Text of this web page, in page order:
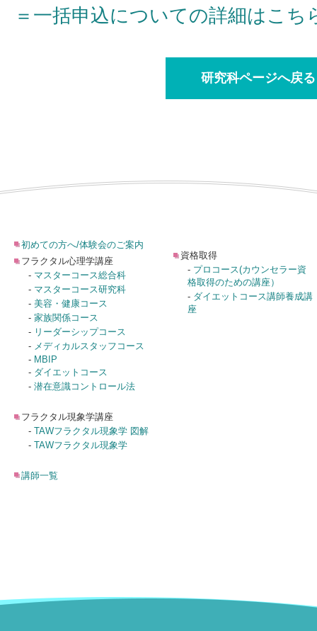
＝一括申込についての詳細はこ
研究科ページへ戻る
初めての方へ/体験会のご案内
フラクタル心理学講座
- マスターコース総合科
- マスターコース研究科
- 美容・健康コース
- 家族関係コース
- リーダーシップコース
- メディカルスタッフコース
- MBIP
- ダイエットコース
- 潜在意識コントロール法
フラクタル現象学講座
- TAWフラクタル現象学 図解
- TAWフラクタル現象学
講師一覧
資格取得
- プロコース(カウンセラー資
格取得のための講座）
- ダイエットコース講師養成講
座